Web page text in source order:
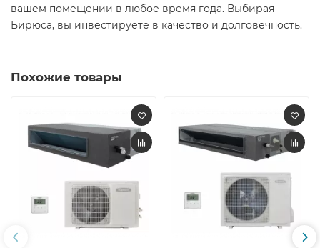
вашем помещении в любое время года. Выбирая
Бирюса, вы инвестируете в качество и долговечность.
Похожие товары